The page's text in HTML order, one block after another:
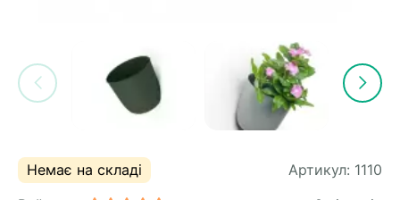
Немає на складі Артикул: 1110